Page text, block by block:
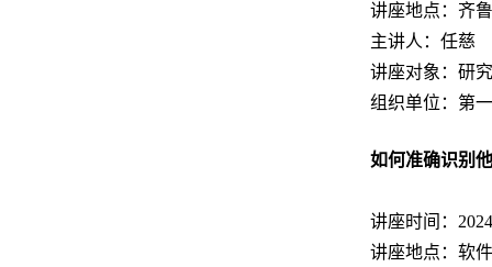
讲座地点：齐
主讲人：任慈
讲座对象：研
组织单位：第
如何准确识别
讲座时间：
讲座地点：软